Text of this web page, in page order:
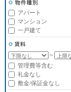
アパート
マンション
一戸建て
～
管理費等含む
礼金なし
敷金/保証金なし